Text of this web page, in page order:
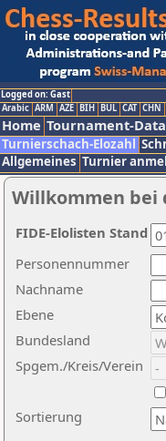
Logged on: Gast
Arabic ARM AZE BIH BUL CAT CHN
Home Tournament-
Turnierschach-Elozahl
Allgemeines Turnier
Willkommen bei
Nachname
Ebene
Sortierung
Personennummer
Bundesland
Spgem./Kreis/Verein
FIDE-Elolisten Stand